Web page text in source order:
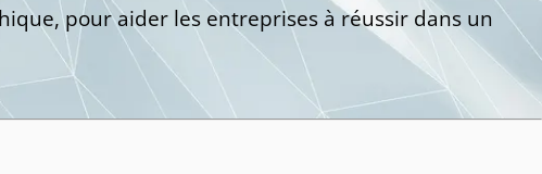
pour aider les entreprises à réussir dans un